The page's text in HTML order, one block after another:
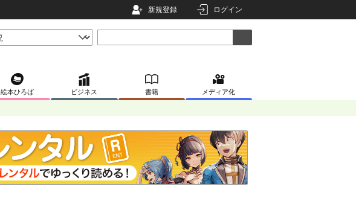
新規登録 ログイン
絵本ひろば ビジネス 書籍 メディア化